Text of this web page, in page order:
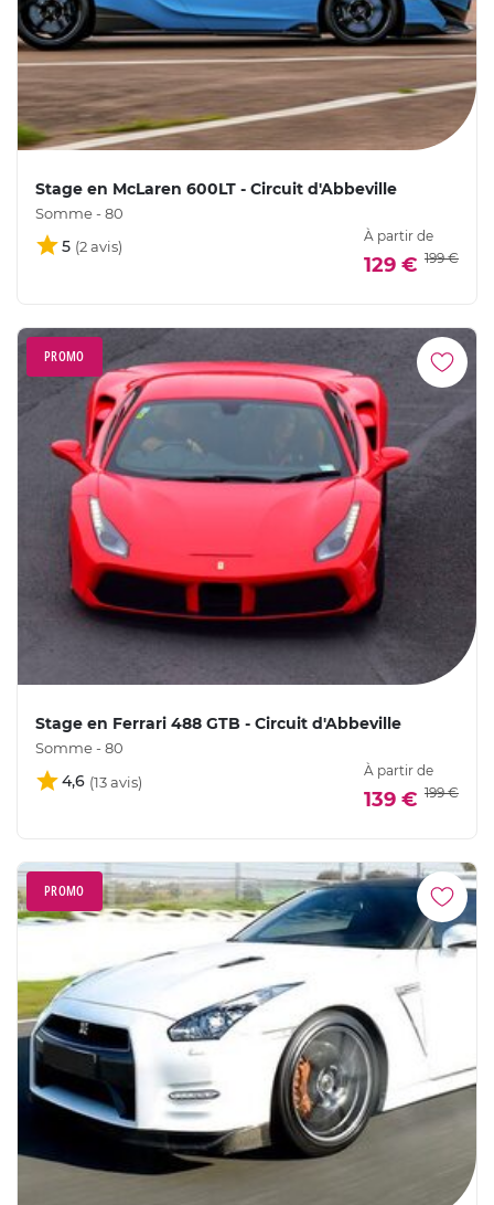
Stage en McLaren 600LT - Circuit d'Abbeville
Somme - 80
5
À partir de
129 € 199 €
PROMO
Stage en Ferrari 488 GTB - Circuit d'Abbeville
Somme - 80
4,6
À partir de
139 € 199 €
PROMO